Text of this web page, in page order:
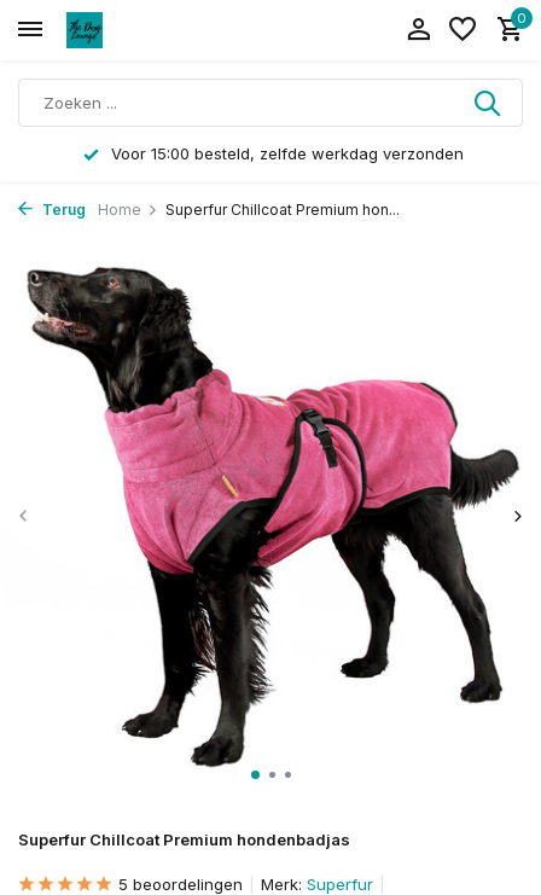
0
Voor 15:00 besteld, zelfde werkdag verzonden
Terug Home Superfur Chillcoat Premium hon...
Superfur Chillcoat Premium hondenbadjas
5 beoordelingen Merk: Superfur